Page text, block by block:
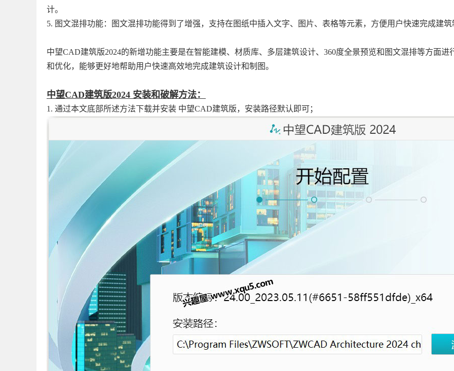
计。
5. 图文混排功能：图文混排功能得到了增强，支持在图纸中插入文字、图片、表格等元素，方便用户快速完成建筑
中望CAD建筑版2024的新增功能主要是在智能建模、材质库、多层建筑设计、360度全景预览和图文混排等方面进
和优化，能够更好地帮助用户快速高效地完成建筑设计和制图。
中望CAD建筑版2024 安装和破解方法：
1. 通过本文底部所述方法下载并安装 中望CAD建筑版，安装路径默认即可；